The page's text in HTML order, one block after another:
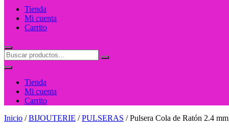
Tienda
Mi cuenta
Carrito
Tienda
Mi cuenta
Carrito
Inicio /BIJOUTERIE /PULSERAS / Pulsera Cola de Ratón 2.4